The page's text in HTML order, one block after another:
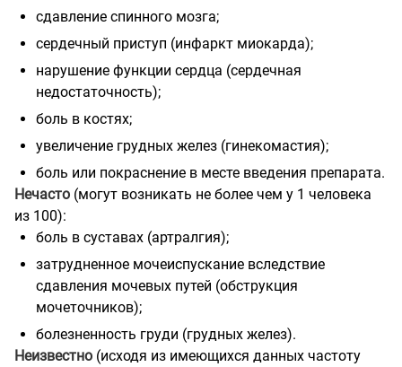
сдавление спинного мозга;
сердечный приступ (инфаркт миокарда);
нарушение функции сердца (сердечная
недостаточность);
боль в костях;
увеличение грудных желез (гинекомастия);
боль или покраснение в месте введения препарата.
Нечасто (могут возникать не более чем у 1 человека
из 100):
боль в суставах (артралгия);
затрудненное мочеиспускание вследствие
сдавления мочевых путей (обструкция
мочеточников);
болезненность груди (грудных желез).
Неизвестно (исходя из имеющихся данных частоту